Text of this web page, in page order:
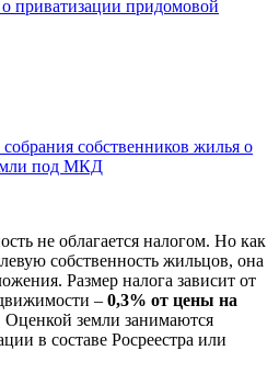
о приватизации придомовой
собрания собственников жилья о
под МКД
не облагается налогом. Но как
собственность жильцов, она
Размер налога зависит от
– 0,3% от цены на
Оценкой земли занимаются
в составе Росреестра или